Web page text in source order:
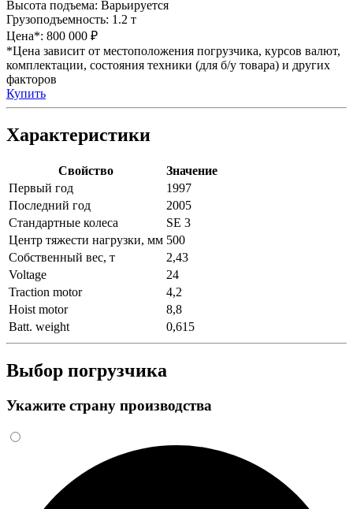
Высота подъема: Варьируется
Грузоподъемность: 1.2 т
Цена*: 800 000 ₽
*Цена зависит от местоположения погрузчика, курсов валют,
комплектации, состояния техники (для б/у товара) и других
факторов
Купить
Характеристики
Свойство
Значение
Первый год
1997
Последний год
2005
Стандартные колеса
SE 3
Центр тяжести нагрузки, мм 500
Собственный вес, т
2,43
Voltage
24
Traction motor
4,2
Hoist motor
8,8
Batt. weight
0,615
Выбор погрузчика
Укажите страну производства